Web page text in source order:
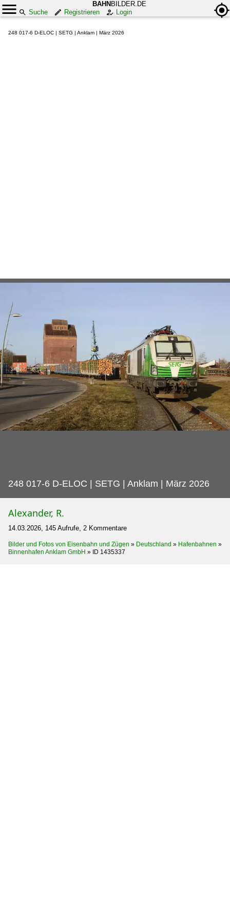
BAHN BILDER.DE
Suche
Registrieren Login
248 017-6 D-ELOC | SETG | Anklam | März 2026
248 017-6 D-ELOC | SETG | Anklam | März 2026
Alexander, R.
14.03.2026, 145 Aufrufe, 2 Kommentare
Bilder und Fotos von Eisenbahn und Zügen » Deutschland » Hafenbahnen »
Binnenhafen Anklam GmbH » ID 1435337